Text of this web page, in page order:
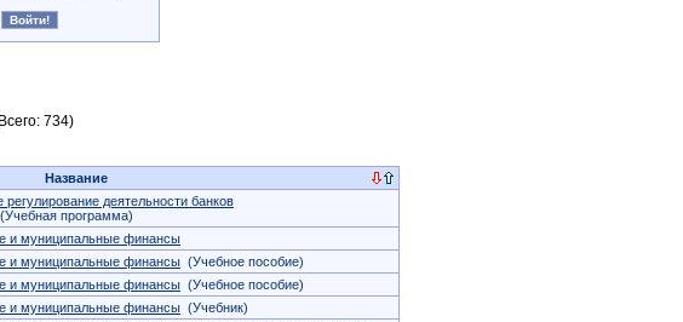
734)
Название
регулирование деятельности банков
(Учебная программа)
и муниципальные финансы
и муниципальные финансы (Учебное пособие)
и муниципальные финансы (Учебное пособие)
и муниципальные финансы (Учебник)